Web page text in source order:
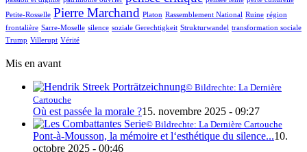
Petite-Rosselle Pierre Marchand Platon Rassemblement National Ruine région
frontalière Sarre-Moselle silence soziale Gerechtigkeit Strukturwandel transformation sociale
Trump Villerupt Vérité
Mis en avant
© Bildrechte: La Dernière
Cartouche
Où est passée la morale ?15. novembre 2025 - 09:27
© Bildrechte: La Dernière Cartouche
Pont-à-Mousson, la mémoire et l‘esthétique du silence...10.
octobre 2025 - 00:46